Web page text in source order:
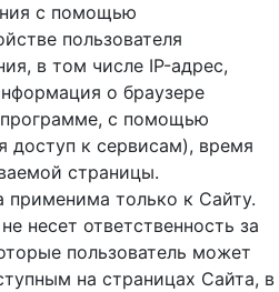
с помощью
пользователя
в том числе IP-адрес,
о браузере
программе, с помощью
доступ к cервисам), время
страницы.
применима только к Сайту.
несет ответственность за
пользователь может
на страницах Сайта, в